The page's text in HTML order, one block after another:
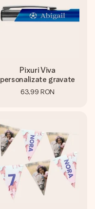
Pixuri Viva
personalizate gravate
63,99 RON